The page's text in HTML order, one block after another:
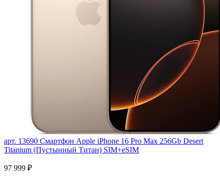
арт. 13690 Смартфон Apple iPhone 16 Pro Max 256Gb Desert
Titanium (Пустынный Титан) SIM+eSIM
97 999 ₽